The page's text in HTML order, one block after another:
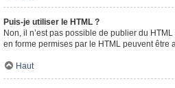
Puis-je utiliser le HTML ?
Non, il n’est pas possible de publier du
en forme permises par le HTML peuvent être
Haut